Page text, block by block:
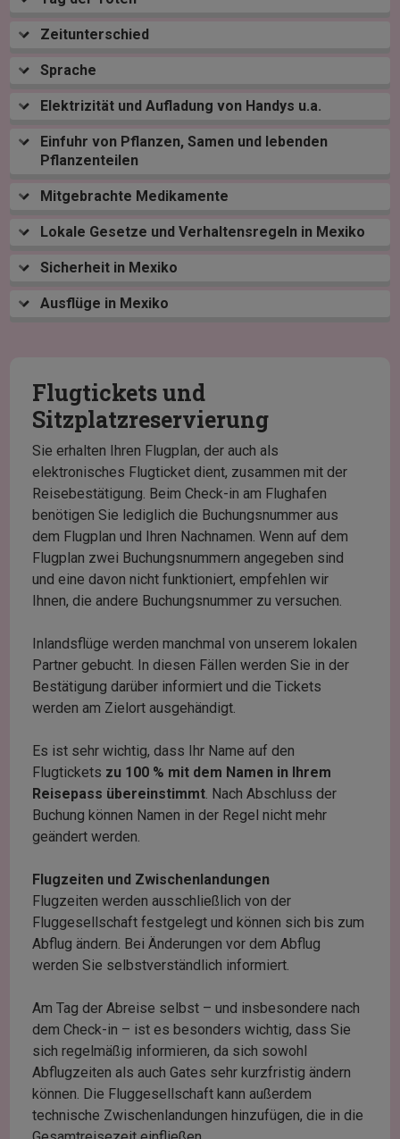
Flugtickets und
Sitzplatzreservierung
Sie erhalten Ihren Flugplan, der auch als
elektronisches Flugticket dient, zusammen mit der
Reisebestätigung. Beim Check-in am Flughafen
benötigen Sie lediglich die Buchungsnummer aus
dem Flugplan und Ihren Nachnamen. Wenn auf dem
Flugplan zwei Buchungsnummern angegeben sind
und eine davon nicht funktioniert, empfehlen wir
Ihnen, die andere Buchungsnummer zu versuchen.
Inlandsflüge werden manchmal von unserem lokalen
Partner gebucht. In diesen Fällen werden Sie in der
Bestätigung darüber informiert und die Tickets
werden am Zielort ausgehändigt.
Es ist sehr wichtig, dass Ihr Name auf den
Flugtickets zu 100 % mit dem Namen in Ihrem
Reisepass übereinstimmt . Nach Abschluss der
Buchung können Namen in der Regel nicht mehr
geändert werden.
Flugzeiten und Zwischenlandungen
Flugzeiten werden ausschließlich von der
Fluggesellschaft festgelegt und können sich bis zum
Abflug ändern. Bei Änderungen vor dem Abflug
werden Sie selbstverständlich informiert.
Am Tag der Abreise selbst – und insbesondere nach
dem Check-in – ist es besonders wichtig, dass Sie
sich regelmäßig informieren, da sich sowohl
Abflugzeiten als auch Gates sehr kurzfristig ändern
können. Die Fluggesellschaft kann außerdem
technische Zwischenlandungen hinzufügen, die in die
Zeitunterschied
Sprache
Elektrizität und Aufladung von Handys u.a.
Einfuhr von Pflanzen, Samen und lebenden
Pflanzenteilen
Mitgebrachte Medikamente
Lokale Gesetze und Verhaltensregeln in Mexiko
Sicherheit in Mexiko
Ausflüge in Mexiko